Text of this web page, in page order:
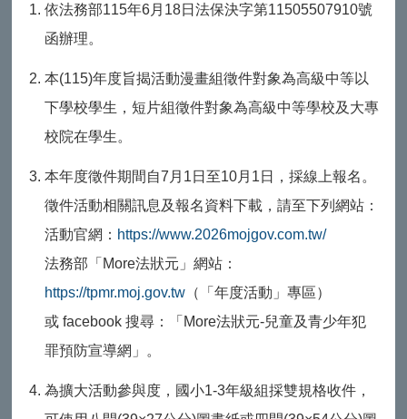
依法務部115年6月18日法保決字第11505507910號
函辦理。
本(115)年度旨揭活動漫畫組徵件對象為高級中等以
下學校學生，短片組徵件對象為高級中等學校及大專
校院在學生。
本年度徵件期間自7月1日至10月1日，採線上報名。
徵件活動相關訊息及報名資料下載，請至下列網站：
活動官網： https://www.2026mojgov.com.tw/
法務部「More法狀元」網站：
https://tpmr.moj.gov.tw （「年度活動」專區）
或 facebook 搜尋：「More法狀元-兒童及青少年犯
罪預防宣導網」。
為擴大活動參與度，國小1-3年級組採雙規格收件，